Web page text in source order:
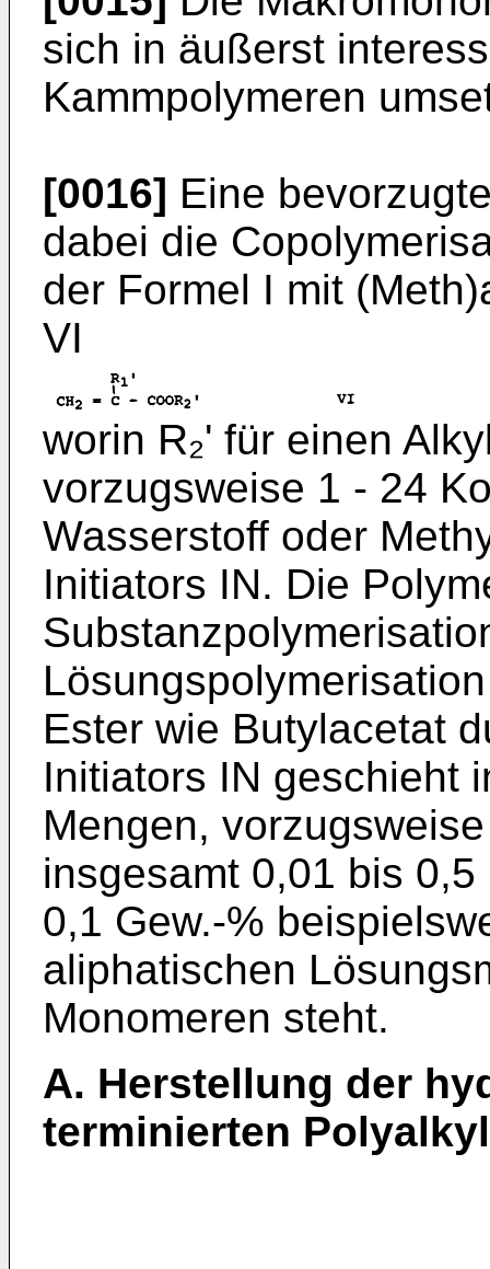
sich in äußerst
Kammpolymeren
[0016] Eine
dabei die
der Formel I mit
VI
worin R₂' für einen
vorzugsweise 1 - 24
Wasserstoff oder
Initiators IN. Die
Ester wie Butylacetat
Initiators IN geschieht
Mengen,
insgesamt 0,01 bis
0,1 Gew.-%
aliphatischen
Monomeren steht.
A. Herstellung der
terminierten